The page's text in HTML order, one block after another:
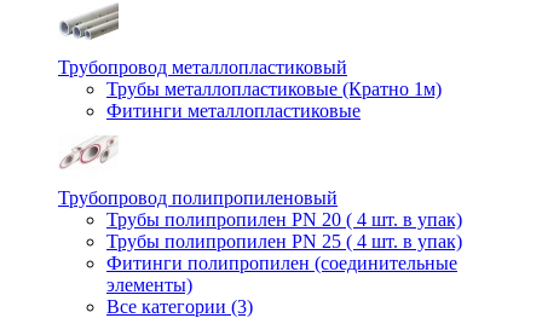
Трубопровод металлопластиковый
Трубы металлопластиковые (Кратно 1м)
Фитинги металлопластиковые
Трубопровод полипропиленовый
Трубы полипропилен PN 20 ( 4 шт. в упак)
Трубы полипропилен PN 25 ( 4 шт. в упак)
Фитинги полипропилен (cоединительные
элементы)
Все категории (3)